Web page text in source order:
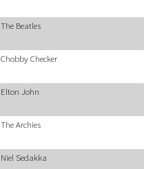
The Beatles
Chobby Checker
Elton John
The Archies
Niel Sedakka